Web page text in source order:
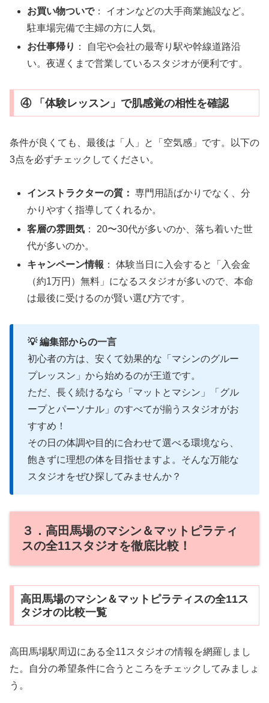
お買い物ついで： イオンなどの大手商業施設など。
駐車場完備で主婦の方に人気。
お仕事帰り ： 自宅や会社の最寄り駅や幹線道路沿
い。夜遅くまで営業しているスタジオが便利です。
④ 「体験レッスン」で肌感覚の相性を確認
条件が良くても、最後は「人」と「空気感」です。以下の
3点を必ずチェックしてください。
インストラクターの質： 専門用語ばかりでなく、分
かりやすく指導してくれるか。
客層の雰囲気 ： 20〜30代が多いのか、落ち着いた世
代が多いのか。
キャンペーン情報 ： 体験当日に入会すると「入会金
（約1万円）無料」になるスタジオが多いので、本命
は最後に受けるのが賢い選び方です。
💡 編集部からの一言
初心者の方は、安くて効果的な「マシンのグルー
プレッスン」から始めるのが王道です。
ただ、長く続けるなら「マットとマシン」「グル
ープとパーソナル」のすべてが揃うスタジオがお
すすめ！
その日の体調や目的に合わせて選べる環境なら、
飽きずに理想の体を目指せますよ。そんな万能な
スタジオをぜひ探してみませんか？
３．高田馬場のマシン＆マットピラティ
スの全11スタジオを徹底比較！
高田馬場のマシン＆マットピラティスの全11ス
タジオの比較一覧
高田馬場駅周辺にある全11スタジオの情報を網羅しまし
た。自分の希望条件に合うところをチェックしてみましょ
う。